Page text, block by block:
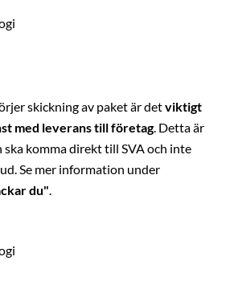
skickning av paket är detviktigt
med leverans till företag. Detta är
komma direkt till SVA och inte
Se mer information under
du".